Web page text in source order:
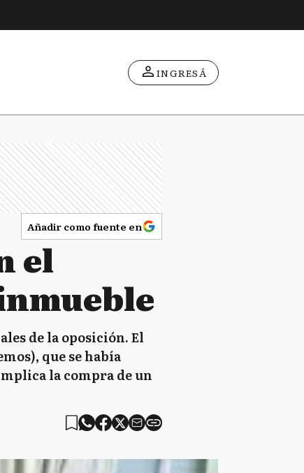
INGRESÁ
Añadir como fuente en
el
de la oposición. El
que se había
la compra de un